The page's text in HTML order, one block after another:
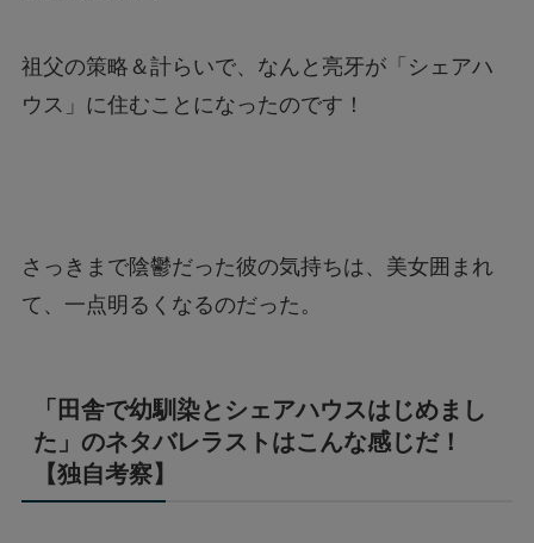
祖父の策略＆計らいで、なんと亮牙が「シェアハ
ウス」に住むことになったのです！
さっきまで陰鬱だった彼の気持ちは、美女囲まれ
て、一点明るくなるのだった。
「田舎で幼馴染とシェアハウスはじめまし
た」のネタバレラストはこんな感じだ！
【独自考察】